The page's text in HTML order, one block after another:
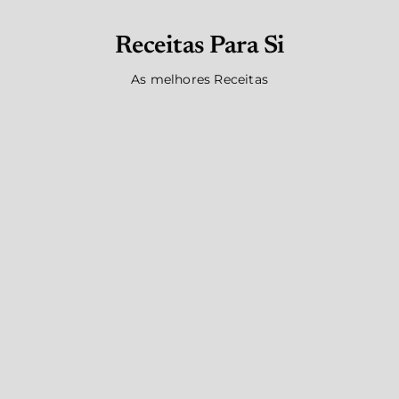
Receitas Para Si
As melhores Receitas